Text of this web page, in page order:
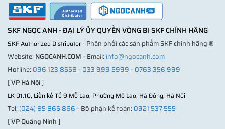
SKF NGỌC ANH - ĐẠI LÝ ỦY QUYỀN VÒNG BI SKF CHÍNH HÃNG
SKF Authorized Distributor- Phân phối các sản phẩm SKF chính hãng ®
Website: NGOCANH.COM- Email: info@ngocanh.com
Hotline: 096 123 8558- 033 999 5999- 0763 356 999
[VP Hà Nội]
LK 01.10, Liền kề Tổ 9 Mỗ Lao, Phường Mộ Lao, Hà Đông, Hà Nội
Tel: (024) 85 865 866- Bộ phận kế toán: 0921 537 555
[VP Quảng Ninh]